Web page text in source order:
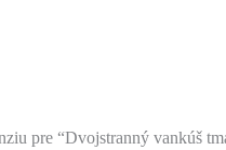
pre “Dvojstranný vankúš